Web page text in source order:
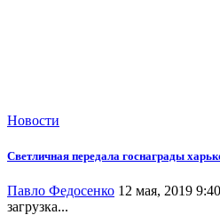
Новости
Светличная передала госнаграды
Павло Федосенко 12 мая, 2019 9:40
загрузка...